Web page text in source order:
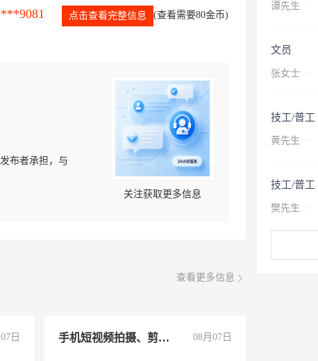
点击查看完整信息 (查看需要80金币)
布者承担，与
关注获取更多信息
查看更多信息
日 手机短视频拍摄、剪辑、抖音快手 08月07日
谭先生 ·
文员
张女士 ·
技工/普工
黄先生 ·
技工/普工
樊先生 ·